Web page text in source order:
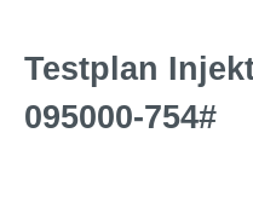
Testplan
095000-754#